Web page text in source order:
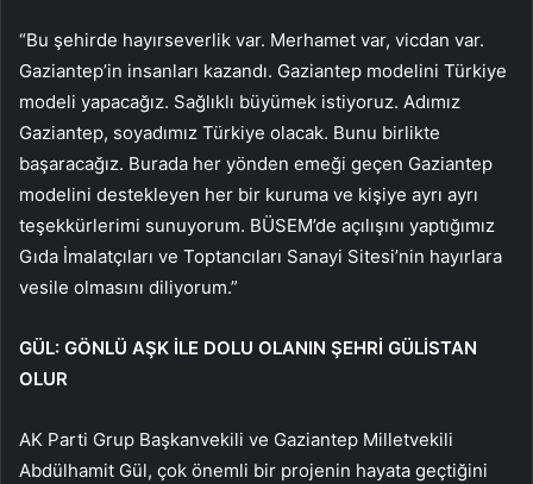
“Bu şehirde hayırseverlik var. Merhamet var, vicdan var.
Gaziantep’in insanları kazandı. Gaziantep modelini Türkiye
modeli yapacağız. Sağlıklı büyümek istiyoruz. Adımız
Gaziantep, soyadımız Türkiye olacak. Bunu birlikte
başaracağız. Burada her yönden emeği geçen Gaziantep
modelini destekleyen her bir kuruma ve kişiye ayrı ayrı
teşekkürlerimi sunuyorum. BÜSEM’de açılışını yaptığımız
Gıda İmalatçıları ve Toptancıları Sanayi Sitesi’nin hayırlara
vesile olmasını diliyorum.”
GÜL: GÖNLÜ AŞK İLE DOLU OLANIN ŞEHRİ GÜLİSTAN
OLUR
AK Parti Grup Başkanvekili ve Gaziantep Milletvekili
Abdülhamit Gül, çok önemli bir projenin hayata geçtiğini